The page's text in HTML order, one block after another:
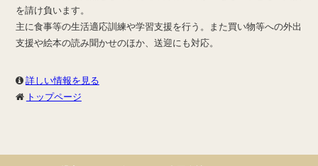
を請け負います。
主に食事等の生活適応訓練や学習支援を行う。また買い物等への外出
支援や絵本の読み聞かせのほか、送迎にも対応。
詳しい情報を見る
トップページ